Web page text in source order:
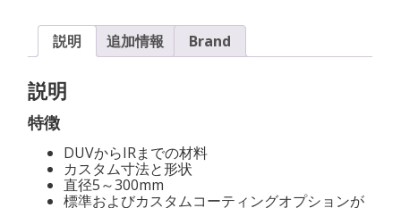
説明 追加情報 Brand
説明
特徴
DUVからIRまでの材料
カスタム寸法と形状
直径5～300mm
標準およびカスタムコーティングオプションが